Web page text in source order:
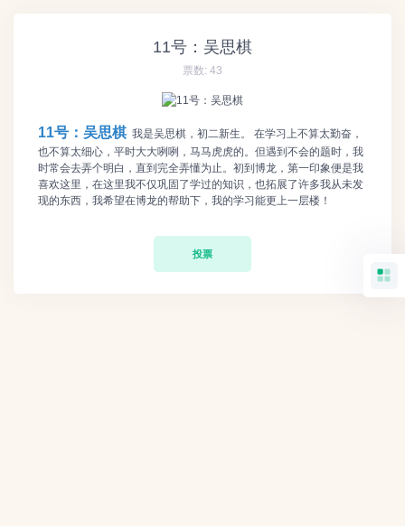
11号：吴思棋
票数: 43
11号：吴思棋 我是吴思棋，初二新生。 在学习上不算太勤奋，
也不算太细心，平时大大咧咧，马马虎虎的。但遇到不会的题时，我
时常会去弄个明白，直到完全弄懂为止。初到博龙，第一印象便是我
喜欢这里，在这里我不仅巩固了学过的知识，也拓展了许多我从未发
现的东西，我希望在博龙的帮助下，我的学习能更上一层楼！
投票